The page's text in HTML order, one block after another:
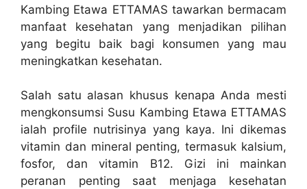
Kambing Etawa ETTAMAS tawarkan bermacam
manfaat kesehatan yang menjadikan pilihan
yang begitu baik bagi konsumen yang mau
meningkatkan kesehatan.
Salah satu alasan khusus kenapa Anda mesti
mengkonsumsi Susu Kambing Etawa ETTAMAS
ialah profile nutrisinya yang kaya. Ini dikemas
vitamin dan mineral penting, termasuk kalsium,
fosfor, dan vitamin B12. Gizi ini mainkan
peranan penting saat menjaga kesehatan